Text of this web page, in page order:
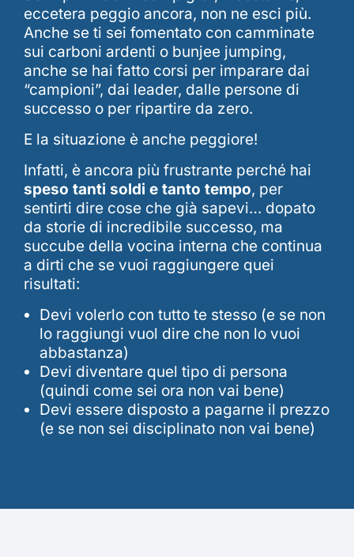
eccetera peggio ancora, non ne esci più.
Anche se ti sei fomentato con camminate
sui carboni ardenti o bunjee jumping,
anche se hai fatto corsi per imparare dai
“campioni”, dai leader, dalle persone di
successo o per ripartire da zero.
E la situazione è anche peggiore!
Infatti, è ancora più frustrante perché hai
speso tanti soldi e tanto tempo, per
sentirti dire cose che già sapevi… dopato
da storie di incredibile successo, ma
succube della vocina interna che continua
a dirti che se vuoi raggiungere quei
risultati:
Devi volerlo con tutto te stesso (e se non
lo raggiungi vuol dire che non lo vuoi
abbastanza)
Devi diventare quel tipo di persona
(quindi come sei ora non vai bene)
Devi essere disposto a pagarne il prezzo
(e se non sei disciplinato non vai bene)